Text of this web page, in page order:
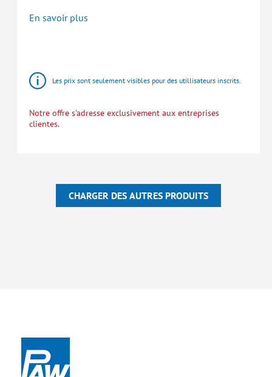
En savoir plus
Les prix sont seulement visibles pour des utillisateurs inscrits.
Notre offre s'adresse exclusivement aux entreprises
clientes.
CHARGER DES AUTRES PRODUITS